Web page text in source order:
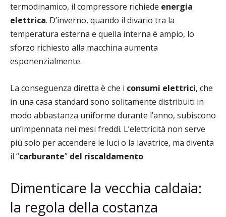
termodinamico, il compressore richiede energia
elettrica. D’inverno, quando il divario tra la
temperatura esterna e quella interna è ampio, lo
sforzo richiesto alla macchina aumenta
esponenzialmente.
La conseguenza diretta è che i consumi elettrici, che
in una casa standard sono solitamente distribuiti in
modo abbastanza uniforme durante l’anno, subiscono
un’impennata nei mesi freddi. L’elettricità non serve
più solo per accendere le luci o la lavatrice, ma diventa
il “carburante” del riscaldamento.
Dimenticare la vecchia caldaia:
la regola della costanza